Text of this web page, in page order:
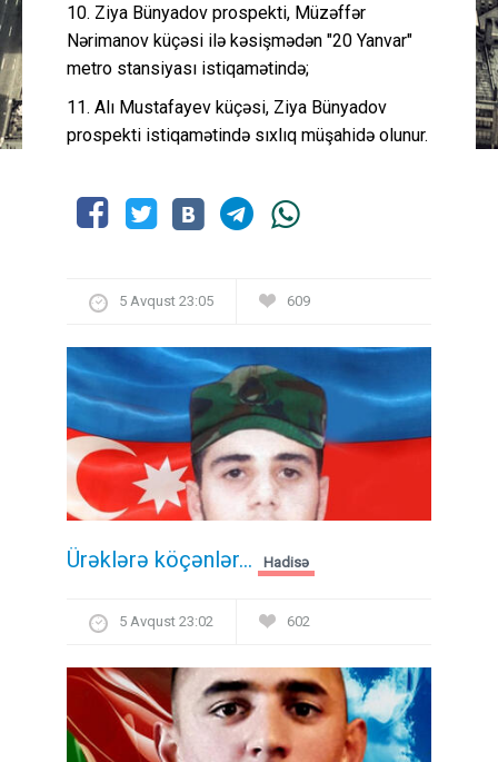
10. Ziya Bünyadov prospekti, Müzəffər
Nərimanov küçəsi ilə kəsişmədən "20 Yanvar"
metro stansiyası istiqamətində;
11. Alı Mustafayev küçəsi, Ziya Bünyadov
prospekti istiqamətində sıxlıq müşahidə olunur.
5 Avqust 23:05 609
Ürəklərə köçənlər... Hadisə
5 Avqust 23:02 602